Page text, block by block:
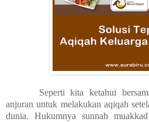
Seperti kita ketahui
anjuran untuk melakukan aqiqah
dunia. Hukumnya sunnah